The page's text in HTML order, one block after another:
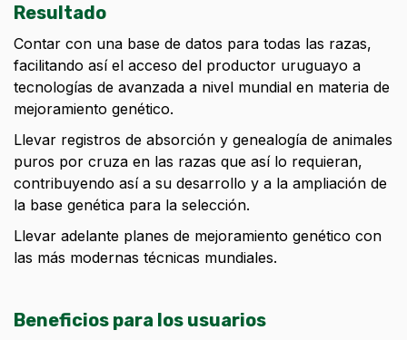
Resultado
Contar con una base de datos para todas las razas,
facilitando así el acceso del productor uruguayo a
tecnologías de avanzada a nivel mundial en materia de
mejoramiento genético.
Llevar registros de absorción y genealogía de animales
puros por cruza en las razas que así lo requieran,
contribuyendo así a su desarrollo y a la ampliación de
la base genética para la selección.
Llevar adelante planes de mejoramiento genético con
las más modernas técnicas mundiales.
Beneficios para los usuarios